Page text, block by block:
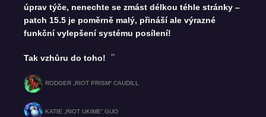
úprav týče, nenechte se zmást délkou téhle stránky –
patch 15.5 je poměrně malý, přináší ale výrazné
funkční vylepšení systému posílení!
Tak vzhůru do toho!
RODGER „RIOT PRISM“ CAUDILL
KATIE „RIOT UKIME“ GUO